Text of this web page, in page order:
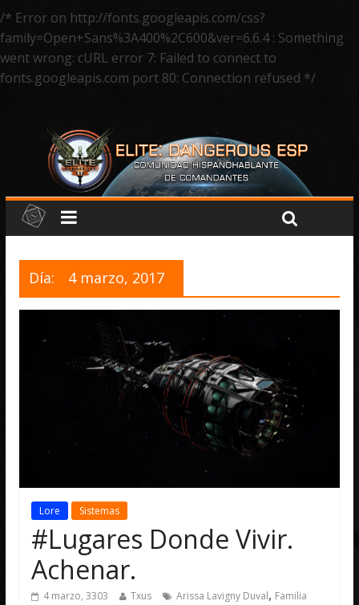
/* Error on http://fonts.googleapis.com/css?
family=Open+Sans%3A400%2C600&ver=6.6.4 : Something
went wrong: cURL error 7: Failed to connect to
fonts.googleapis.com port 80: Connection refused */
Día: 4 marzo, 2017
Lore Sistemas
#Lugares Donde Vivir.
Achenar.
4 marzo, 3303 Txus Arissa Lavigny Duval, Familia